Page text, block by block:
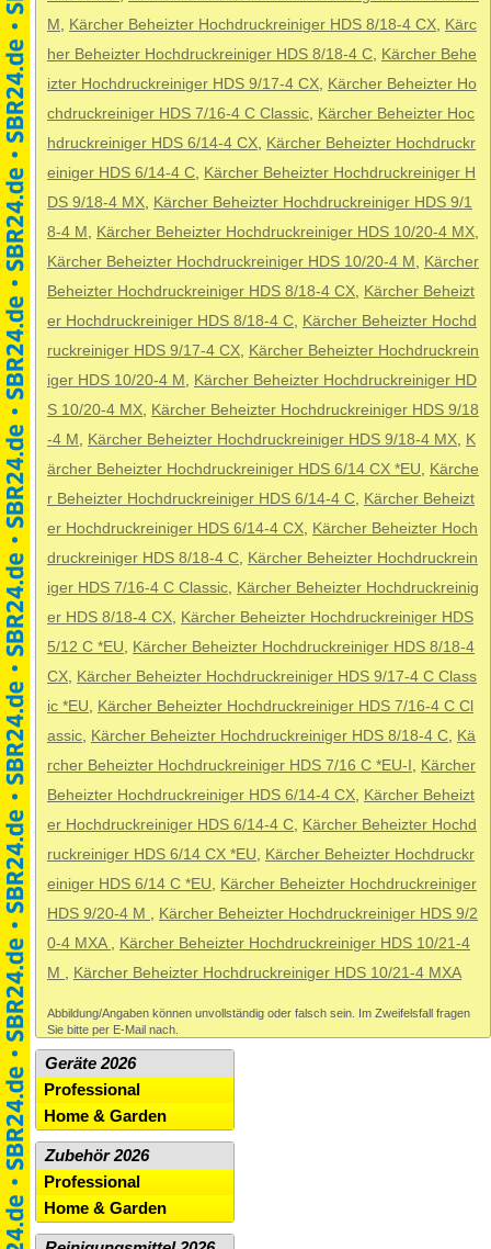
M , Kärcher Beheizter Hochdruckreiniger HDS 8/18-4 CX, Kärc
her Beheizter Hochdruckreiniger HDS 8/18-4 C, Kärcher Behe
izter Hochdruckreiniger HDS 9/17-4 CX, Kärcher Beheizter Ho
chdruckreiniger HDS 7/16-4 C Classic, Kärcher Beheizter Hoc
hdruckreiniger HDS 6/14-4 CX, Kärcher Beheizter Hochdruckr
einiger HDS 6/14-4 C, Kärcher Beheizter Hochdruckreiniger H
DS 9/18-4 MX, Kärcher Beheizter Hochdruckreiniger HDS 9/1
8-4 M , Kärcher Beheizter Hochdruckreiniger HDS 10/20-4 MX,
Kärcher Beheizter Hochdruckreiniger HDS 10/20-4 M , Kärcher
Beheizter Hochdruckreiniger HDS 8/18-4 CX, Kärcher Beheizt
er Hochdruckreiniger HDS 8/18-4 C, Kärcher Beheizter Hochd
ruckreiniger HDS 9/17-4 CX, Kärcher Beheizter Hochdruckrein
iger HDS 10/20-4 M , Kärcher Beheizter Hochdruckreiniger HD
S 10/20-4 MX, Kärcher Beheizter Hochdruckreiniger HDS 9/18
-4 M , Kärcher Beheizter Hochdruckreiniger HDS 9/18-4 MX, K
ärcher Beheizter Hochdruckreiniger HDS 6/14 CX *EU, Kärche
r Beheizter Hochdruckreiniger HDS 6/14-4 C, Kärcher Beheizt
er Hochdruckreiniger HDS 6/14-4 CX, Kärcher Beheizter Hoch
druckreiniger HDS 8/18-4 C, Kärcher Beheizter Hochdruckrein
iger HDS 7/16-4 C Classic, Kärcher Beheizter Hochdruckreinig
er HDS 8/18-4 CX, Kärcher Beheizter Hochdruckreiniger HDS
5/12 C *EU, Kärcher Beheizter Hochdruckreiniger HDS 8/18-4
CX, Kärcher Beheizter Hochdruckreiniger HDS 9/17-4 C Class
ic *EU, Kärcher Beheizter Hochdruckreiniger HDS 7/16-4 C Cl
assic, Kärcher Beheizter Hochdruckreiniger HDS 8/18-4 C, Kä
rcher Beheizter Hochdruckreiniger HDS 7/16 C *EU-I , Kärcher
Beheizter Hochdruckreiniger HDS 6/14-4 CX, Kärcher Beheizt
er Hochdruckreiniger HDS 6/14-4 C, Kärcher Beheizter Hochd
ruckreiniger HDS 6/14 CX *EU, Kärcher Beheizter Hochdruckr
einiger HDS 6/14 C *EU, Kärcher Beheizter Hochdruckreiniger
HDS 9/20-4 M , Kärcher Beheizter Hochdruckreiniger HDS 9/2
0-4 MXA , Kärcher Beheizter Hochdruckreiniger HDS 10/21-4
M , Kärcher Beheizter Hochdruckreiniger HDS 10/21-4 MXA
Abbildung/Angaben können unvollständig oder falsch sein. Im Zweifelsfall fragen
Sie bitte per E-Mail nach.
Geräte 2026
Professional
Home & Garden
Zubehör 2026
Professional
Home & Garden